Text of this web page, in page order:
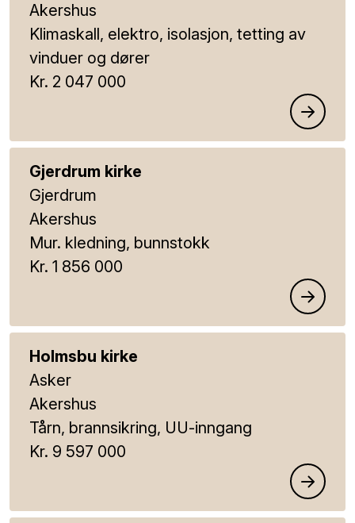
Akershus
Klimaskall, elektro, isolasjon, tetting av
vinduer og dører
Kr. 2 047 000
Gjerdrum kirke
Gjerdrum
Akershus
Mur. kledning, bunnstokk
Kr. 1 856 000
Holmsbu kirke
Asker
Akershus
Tårn, brannsikring, UU-inngang
Kr. 9 597 000